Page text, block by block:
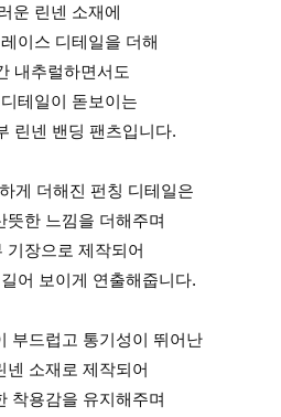
운 린넨 소재에
이스 디테일을 더해
내추럴하면서도
테일이 돋보이는
린넨 밴딩 팬츠입니다.
게 더해진 펀칭 디테일은
뜻한 느낌을 더해주며
기장으로 제작되어
어 보이게 연출해줍니다.
부드럽고 통기성이 뛰어난
넨 소재로 제작되어
착용감을 유지해주며